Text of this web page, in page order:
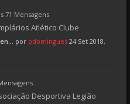
71 Mensagens
Atlético Clube
por pdomingues 24 Set 2018,
Desportiva Legião